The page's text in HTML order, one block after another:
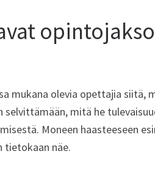
mukana olevia opettajia siitä,
mitä he
Moneen haasteeseen
tietokaan näe.